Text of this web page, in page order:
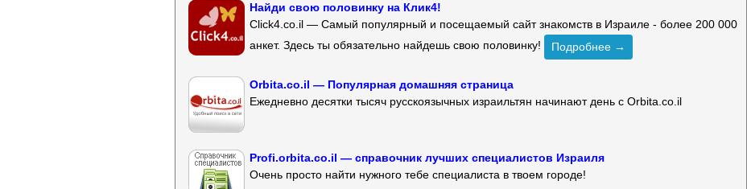
Найди свою половинку на Клик4!
Click4.co.il — Самый популярный и посещаемый сайт знакомств в Израиле - более 200 000
анкет. Здесь ты обязательно найдешь свою половинку!
Подробнее →
Orbita.co.il — Популярная домашняя страница
Ежедневно десятки тысяч русскоязычных израильтян начинают день с Orbita.co.il
Profi.orbita.co.il — справочник лучших специалистов Израиля
Очень просто найти нужного тебе специалиста в твоем городе!